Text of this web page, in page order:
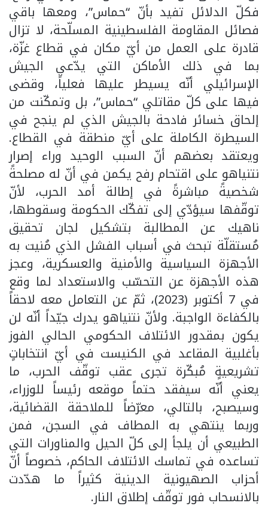
فكلّ الدلائل تفيد بأنّ “حماس”، ومعها باقي
فصائل المقاومة الفلسطينية المسلّحة، لا تزال
قادرة على العمل من أيّ مكان في قطاع غزّة،
بما في ذلك الأماكن التي يدّعي الجيش
الإسرائيلي أنّه يسيطر عليها فعلياً، وقضى
فيها على كلّ مقاتلي “حماس”، بل وتمكّنت من
إلحاق خسائر فادحة بالجيش الذي لم ينجح في
السيطرة الكاملة على أيّ منطقة في القطاع.
ويعتقد بعضهم أنّ السبب الوحيد وراء إصرار
نتنياهو على اقتحام رفح يكمن في أنّ له مصلحةً
شخصيةً مباشرةً في إطالة أمد الحرب، لأنّ
توقّفها سيؤدّي إلى تفكّك الحكومة وسقوطها،
ناهيك عن المطالبة بتشكيل لجان تحقيق
مُستقلّة تبحث في أسباب الفشل الذي مُنيت به
الأجهزة السياسية والأمنية والعسكرية، وعجز
هذه الأجهزة عن التحسّب والاستعداد لما وقع
في 7 أكتوبر (2023)، ثمّ عن التعامل معه لاحقاً
بالكفاءة الواجبة. ولأنّ نتنياهو يدرك جيّداً أنّه لن
يكون بمقدور الائتلاف الحكومي الحالي الفوز
بأغلبية المقاعد في الكنيست في أيّ انتخاباتٍ
تشريعيةٍ مُبكّرة تجرى عقب توقّف الحرب، ما
يعني أنّه سيفقد حتماً موقعه رئيساً للوزراء،
وسيصبح، بالتالي، معرّضاً للملاحقة القضائية،
وربما ينتهي به المطاف في السجن، فمن
الطبيعي أن يلجأ إلى كلّ الحيل والمناورات التي
تساعده في تماسك الائتلاف الحاكم، خصوصاً أنّ
أحزاب الصهيونية الدينية كثيراً ما هدّدت
بالانسحاب فور توقّف إطلاق النار.